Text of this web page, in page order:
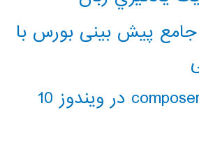
پیش بینی بورس با